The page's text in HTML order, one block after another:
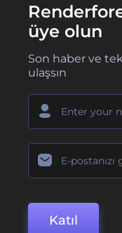
üye olun
Son haber ve
ulaşsın
Katıl